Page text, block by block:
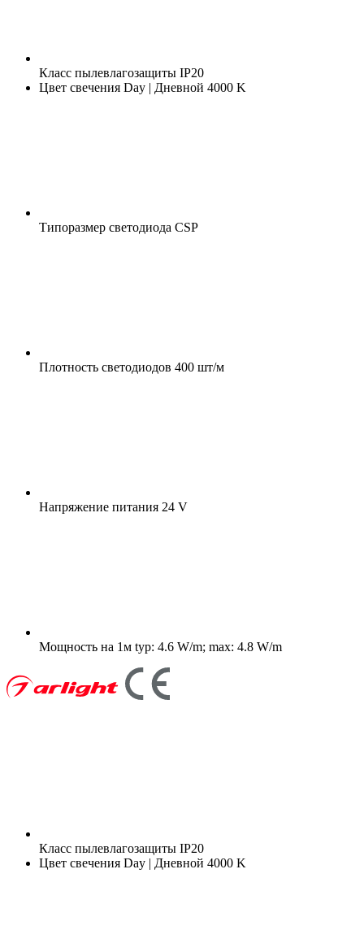
Класс пылевлагозащиты IP20
Цвет свечения Day | Дневной 4000 K
Типоразмер светодиода CSP
Плотность светодиодов 400 шт/м
Напряжение питания 24 V
Мощность на 1м typ: 4.6 W/m; max: 4.8 W/m
Класс пылевлагозащиты IP20
Цвет свечения Day | Дневной 4000 K